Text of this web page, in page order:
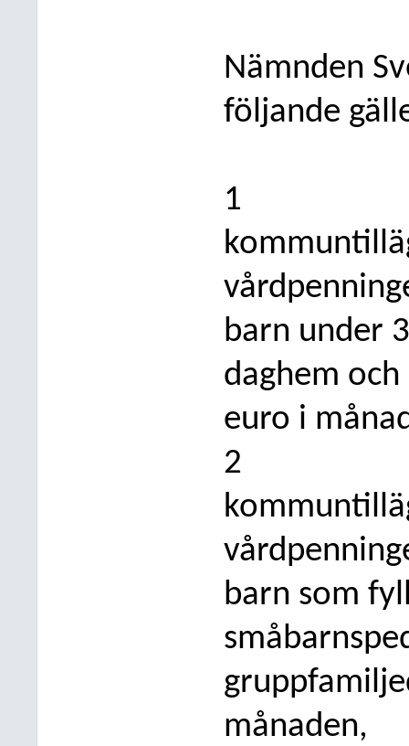
Nämnden
följande
1
barn under
daghem
euro i
2
barn som
gruppfamil
månaden,